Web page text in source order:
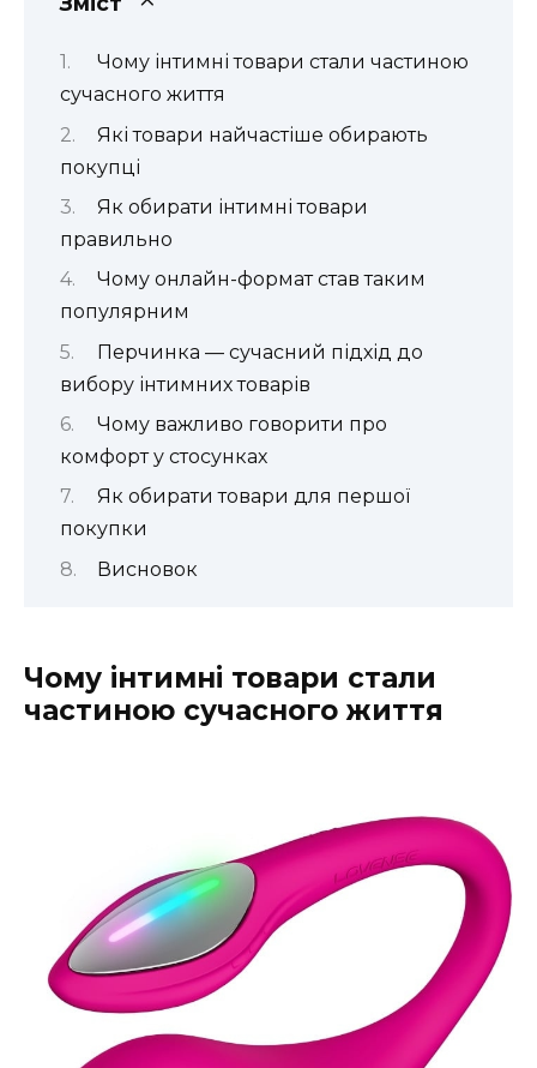
Чому інтимні товари стали частиною
сучасного життя
Які товари найчастіше обирають
покупці
Як обирати інтимні товари
правильно
Чому онлайн-формат став таким
популярним
Перчинка — сучасний підхід до
вибору інтимних товарів
Чому важливо говорити про
комфорт у стосунках
Як обирати товари для першої
покупки
Висновок
Чому інтимні товари стали
частиною сучасного життя